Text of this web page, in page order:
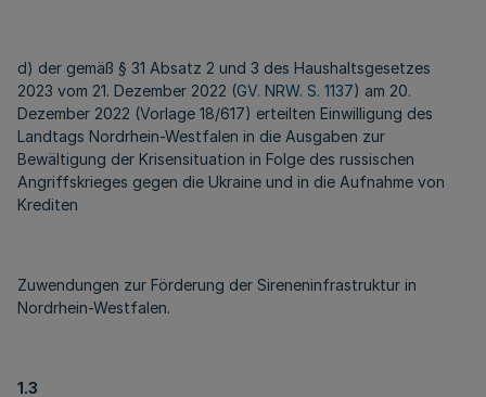
d) der gemäß § 31 Absatz 2 und 3 des Haushaltsgesetzes
2023 vom 21. Dezember 2022 (GV. NRW. S. 1137) am 20.
Dezember 2022 (Vorlage 18/617) erteilten Einwilligung des
Landtags Nordrhein-Westfalen in die Ausgaben zur
Bewältigung der Krisensituation in Folge des russischen
Angriffskrieges gegen die Ukraine und in die Aufnahme von
Krediten
Zuwendungen zur Förderung der Sireneninfrastruktur in
Nordrhein-Westfalen.
1.3